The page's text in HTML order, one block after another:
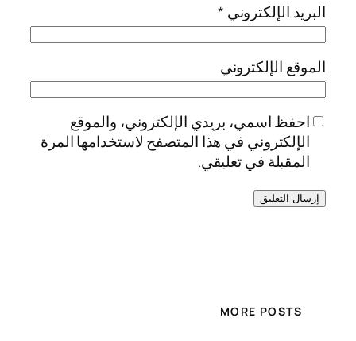
البريد الإلكتروني *
الموقع الإلكتروني
احفظ اسمي، بريدي الإلكتروني، والموقع
الإلكتروني في هذا المتصفح لاستخدامها المرة
المقبلة في تعليقي.
MORE POSTS